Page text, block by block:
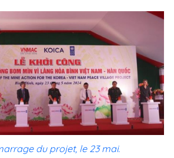
du projet, le 23 mai.